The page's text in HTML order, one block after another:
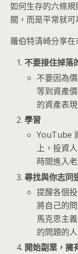
如何生存的六條
關，而是平常就可
羅伯特清崎分享在
不要接住掉落
不要因為
等到資產
的資產表
學習
YouTube
上，投資
時間進入
尋找與你志同
提醒各個
將自己的
馬克思主
的問題的人
開始副業，擁